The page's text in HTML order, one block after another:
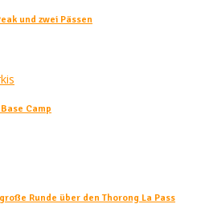
und zwei Pässen
Camp
Runde über den Thorong La Pass